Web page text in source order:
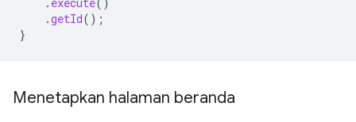
.getId();
}
Menetapkan halaman beranda